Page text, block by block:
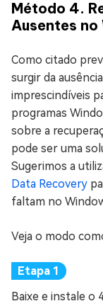
Método 4.
Ausentes no
Como citado
surgir da
imprescindíveis
programas
sobre a
pode ser uma
Sugerimos a
Data Recovery
faltam no
Veja o modo
Baixe e instale o